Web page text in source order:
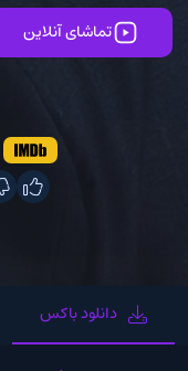
تماشای آنلاین
دانلود باکس